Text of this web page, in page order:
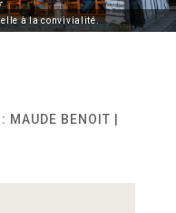
à la convivialité.
MAUDE BENOIT |